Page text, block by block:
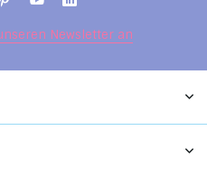
Newsletter an